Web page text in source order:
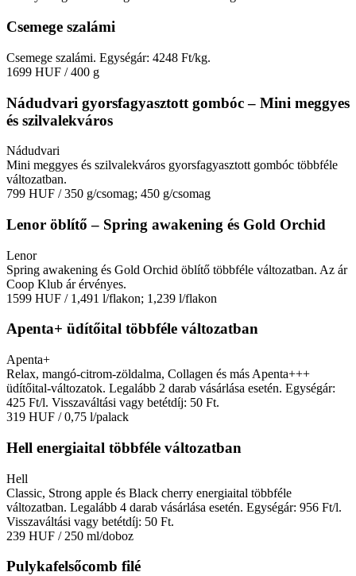
Csemege szalámi
Csemege szalámi. Egységár: 4248 Ft/kg.
1699 HUF / 400 g
Nádudvari gyorsfagyasztott gombóc – Mini meggyes
és szilvalekváros
Nádudvari
Mini meggyes és szilvalekváros gyorsfagyasztott gombóc többféle
változatban.
799 HUF / 350 g/csomag; 450 g/csomag
Lenor öblítő – Spring awakening és Gold Orchid
Lenor
Spring awakening és Gold Orchid öblítő többféle változatban. Az ár
Coop Klub ár érvényes.
1599 HUF / 1,491 l/flakon; 1,239 l/flakon
Apenta+ üdítőital többféle változatban
Apenta+
Relax, mangó-citrom-zöldalma, Collagen és más Apenta+++
üdítőital-változatok. Legalább 2 darab vásárlása esetén. Egységár:
425 Ft/l. Visszaváltási vagy betétdíj: 50 Ft.
319 HUF / 0,75 l/palack
Hell energiaital többféle változatban
Hell
Classic, Strong apple és Black cherry energiaital többféle
változatban. Legalább 4 darab vásárlása esetén. Egységár: 956 Ft/l.
Visszaváltási vagy betétdíj: 50 Ft.
239 HUF / 250 ml/doboz
Pulykafelsőcomb filé